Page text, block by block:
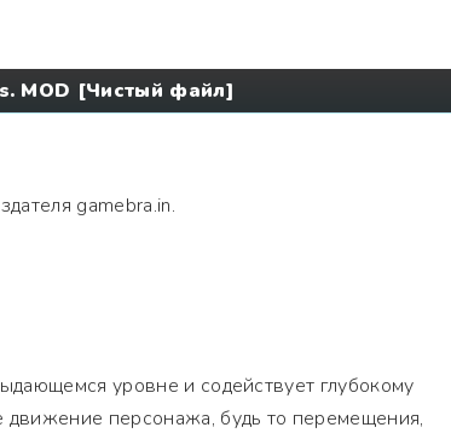
MOD [Чистый файл]
gamebra.in.
уровне и содействует глубокому
персонажа, будь то перемещения,